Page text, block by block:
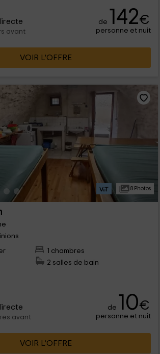
avant
de 142€
personne et nuit
VOIR L’OFFRE
8 Photos
1 chambres
2 salles de bain
avant
de 10€
personne et nuit
VOIR L’OFFRE